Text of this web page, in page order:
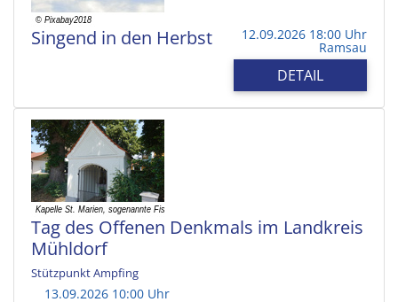
Singend in den Herbst 12.09.2026 18:00 Uhr
Ramsau
DETAIL
Tag des Offenen Denkmals im Landkreis
Mühldorf
Stützpunkt Ampfing
13.09.2026 10:00 Uhr